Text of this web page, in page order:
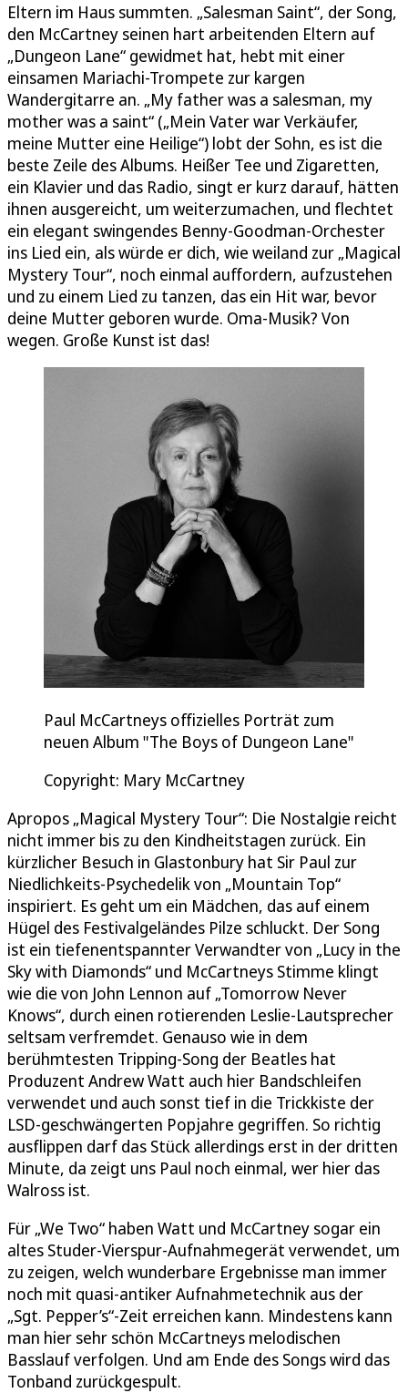
Eltern im Haus summten. „Salesman Saint“, der Song,
den McCartney seinen hart arbeitenden Eltern auf
„Dungeon Lane“ gewidmet hat, hebt mit einer
einsamen Mariachi-Trompete zur kargen
Wandergitarre an. „My father was a salesman, my
mother was a saint“ („Mein Vater war Verkäufer,
meine Mutter eine Heilige“) lobt der Sohn, es ist die
beste Zeile des Albums. Heißer Tee und Zigaretten,
ein Klavier und das Radio, singt er kurz darauf, hätten
ihnen ausgereicht, um weiterzumachen, und flechtet
ein elegant swingendes Benny-Goodman-Orchester
ins Lied ein, als würde er dich, wie weiland zur „Magical
Mystery Tour“, noch einmal auffordern, aufzustehen
und zu einem Lied zu tanzen, das ein Hit war, bevor
deine Mutter geboren wurde. Oma-Musik? Von
wegen. Große Kunst ist das!
Paul McCartneys offizielles Porträt zum
neuen Album "The Boys of Dungeon Lane"
Copyright: Mary McCartney
Apropos „Magical Mystery Tour“: Die Nostalgie reicht
nicht immer bis zu den Kindheitstagen zurück. Ein
kürzlicher Besuch in Glastonbury hat Sir Paul zur
Niedlichkeits-Psychedelik von „Mountain Top“
inspiriert. Es geht um ein Mädchen, das auf einem
Hügel des Festivalgeländes Pilze schluckt. Der Song
ist ein tiefenentspannter Verwandter von „Lucy in the
Sky with Diamonds“ und McCartneys Stimme klingt
wie die von John Lennon auf „Tomorrow Never
Knows“, durch einen rotierenden Leslie-Lautsprecher
seltsam verfremdet. Genauso wie in dem
berühmtesten Tripping-Song der Beatles hat
Produzent Andrew Watt auch hier Bandschleifen
verwendet und auch sonst tief in die Trickkiste der
LSD-geschwängerten Popjahre gegriffen. So richtig
ausflippen darf das Stück allerdings erst in der dritten
Minute, da zeigt uns Paul noch einmal, wer hier das
Walross ist.
Für „We Two“ haben Watt und McCartney sogar ein
altes Studer-Vierspur-Aufnahmegerät verwendet, um
zu zeigen, welch wunderbare Ergebnisse man immer
noch mit quasi-antiker Aufnahmetechnik aus der
„Sgt. Pepper’s“-Zeit erreichen kann. Mindestens kann
man hier sehr schön McCartneys melodischen
Basslauf verfolgen. Und am Ende des Songs wird das
Tonband zurückgespult.